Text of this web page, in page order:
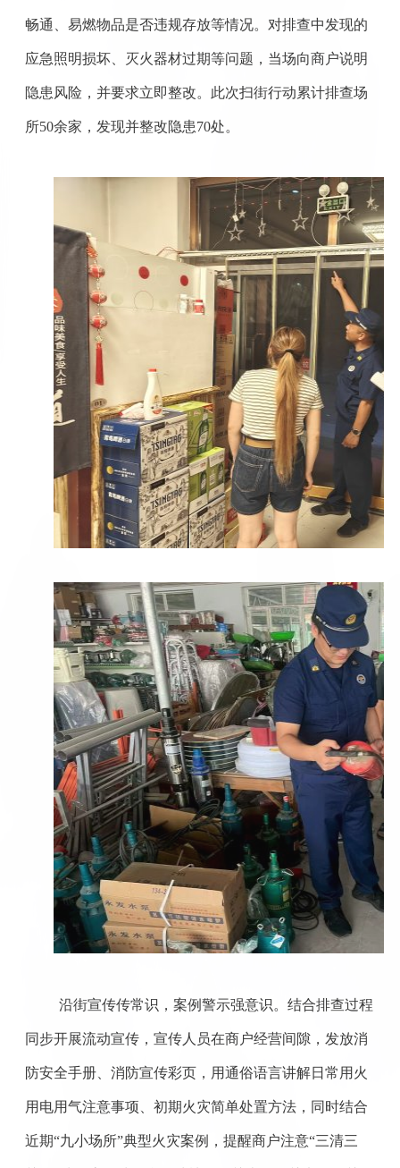
畅通、易燃物品是否违规存放等情况。对排查中发现的
应急照明损坏、灭火器材过期等问题，当场向商户说明
隐患风险，并要求立即整改。此次扫街行动累计排查场
所50余家，发现并整改隐患70处。
沿街宣传传常识，案例警示强意识。结合排查过程
同步开展流动宣传，宣传人员在商户经营间隙，发放消
防安全手册、消防宣传彩页，用通俗语言讲解日常用火
用电用气注意事项、初期火灾简单处置方法，同时结合
近期“九小场所”典型火灾案例，提醒商户注意“三清三